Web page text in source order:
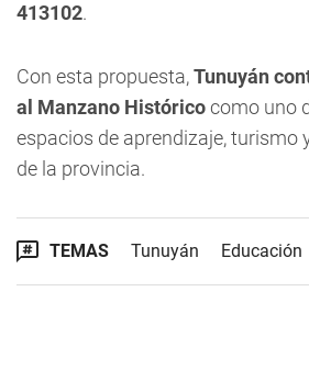
413102.
Con esta propuesta,Tunuyán
al Manzano Históricocomo uno
espacios de aprendizaje, turismo
de la provincia.
TEMAS Tunuyán Educación